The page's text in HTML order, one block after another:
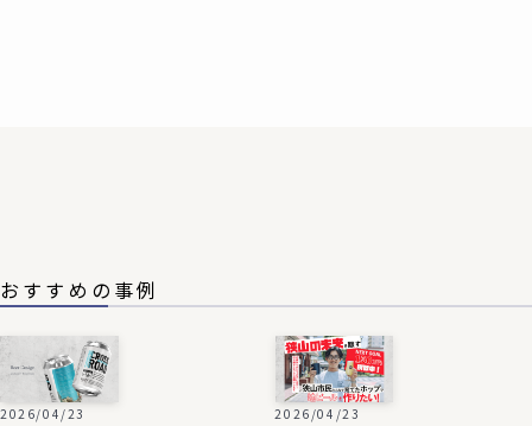
おすすめの事例
2026/04/23 2026/04/23